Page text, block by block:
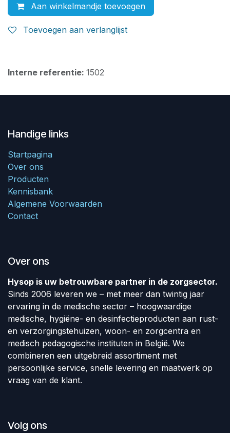
Aan winkelmandje toevoegen
Toevoegen aan verlanglijst
Interne referentie: 1502
Handige links
Startpagina
Over ons
Producten
Kennisbank
Algemene Voorwaarden
Contact
Over ons
Hysop is uw betrouwbare partner in de zorgsector.
Sinds 2006 leveren we – met meer dan twintig jaar
ervaring in de medische sector – hoogwaardige
medische, hygiëne- en desinfectieproducten aan rust-
en verzorgingstehuizen, woon- en zorgcentra en
medisch pedagogische instituten in België. We
combineren een uitgebreid assortiment met
persoonlijke service, snelle levering en maatwerk op
vraag van de klant.
Volg ons